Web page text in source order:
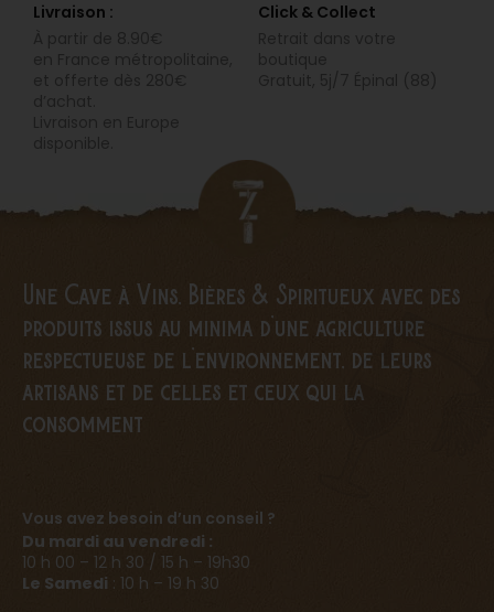
Livraison :
Click & Collect
Une Cave à Vins, Bières & Spiritueux avec des
produits issus au minima d’une agriculture
respectueuse de l’environnement, de leurs
artisans et de celles et ceux qui la
consomment
Vous avez besoin d’un conseil ?
Du mardi au vendredi :
10 h 00 – 12 h 30 / 15 h – 19h30
Le Samedi : 10 h – 19 h 30